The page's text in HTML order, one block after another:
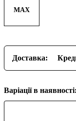
MAX
Доставка:
Варіації в наявності: